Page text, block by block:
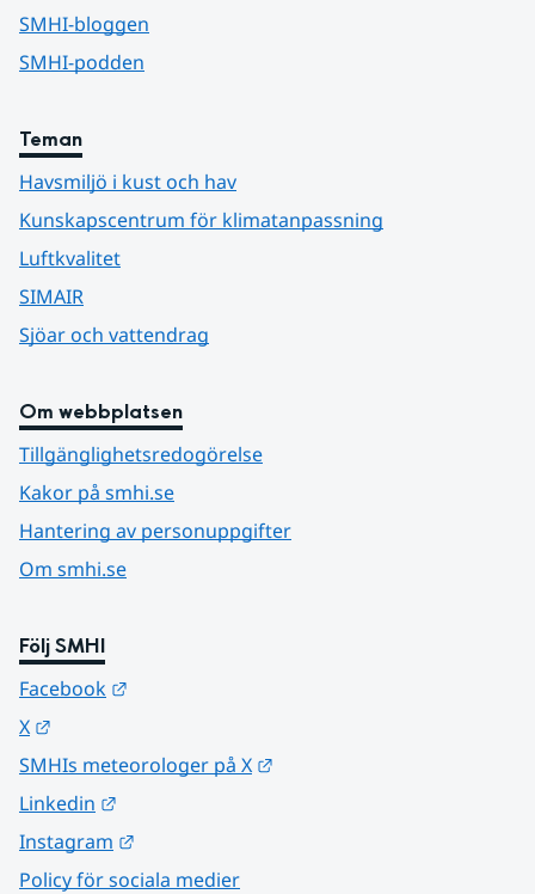
SMHI-bloggen
SMHI-podden
Teman
Havsmiljö i kust och hav
Kunskapscentrum för klimatanpassning
Luftkvalitet
SIMAIR
Sjöar och vattendrag
Om webbplatsen
Tillgänglighetsredogörelse
Kakor på smhi.se
Hantering av personuppgifter
Om smhi.se
Följ SMHI
Facebook
X
SMHIs meteorologer på X
Linkedin
Instagram
Policy för sociala medier